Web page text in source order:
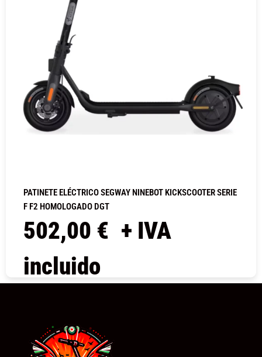
PATINETE ELÉCTRICO SEGWAY NINEBOT KICKSCOOTER SERIE
F F2 HOMOLOGADO DGT
502,00 € + IVA
incluido